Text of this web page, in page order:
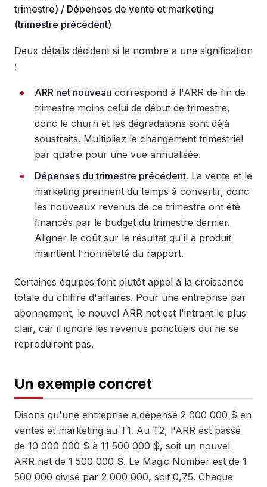
trimestre) / Dépenses de vente et marketing
(trimestre précédent)
Deux détails décident si le nombre a une signification
:
ARR net nouveau correspond à l'ARR de fin de
trimestre moins celui de début de trimestre,
donc le churn et les dégradations sont déjà
soustraits. Multipliez le changement trimestriel
par quatre pour une vue annualisée.
Dépenses du trimestre précédent. La vente et le
marketing prennent du temps à convertir, donc
les nouveaux revenus de ce trimestre ont été
financés par le budget du trimestre dernier.
Aligner le coût sur le résultat qu'il a produit
maintient l'honnêteté du rapport.
Certaines équipes font plutôt appel à la croissance
totale du chiffre d'affaires. Pour une entreprise par
abonnement, le nouvel ARR net est l'intrant le plus
clair, car il ignore les revenus ponctuels qui ne se
reproduiront pas.
Un exemple concret
Disons qu'une entreprise a dépensé 2 000 000 $ en
ventes et marketing au T1. Au T2, l'ARR est passé
de 10 000 000 $ à 11 500 000 $, soit un nouvel
ARR net de 1 500 000 $. Le Magic Number est de 1
500 000 divisé par 2 000 000, soit 0,75. Chaque